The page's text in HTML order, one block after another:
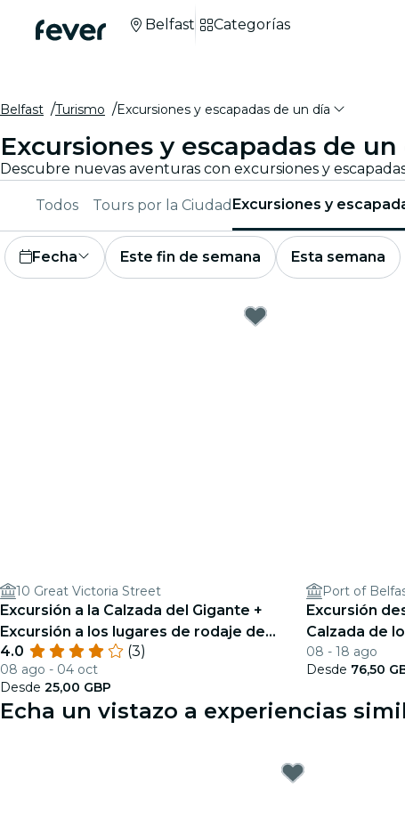
Belfast Categorías
Belfast Turismo Excursiones y escapadas de un día
Excursiones y escapadas de
Todos Tours por la Ciudad Excursiones y
Fecha Este fin de semana Esta semana
10 Great Victoria Street
Excursión a la Calzada del Gigante +
Excursión a los lugares de rodaje de
Juego de Tronos desde Belfast
4.0 (3)
08 ago - 04 oct
Desde 25,00 GBP
Port of
Excursión
Calzada de
de Belfast.
08 - 18 ago
Desde 76,50
Echa un vistazo a experiencias